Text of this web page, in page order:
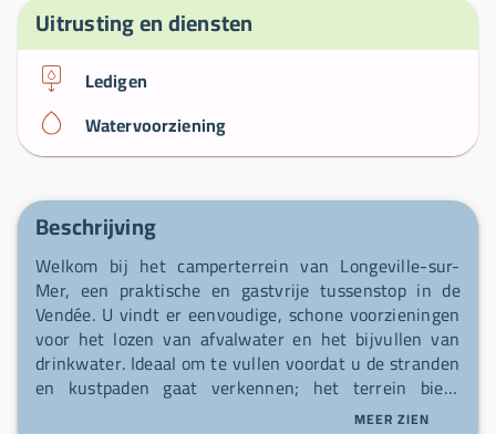
Uitrusting en diensten
Ledigen
Watervoorziening
Beschrijving
Welkom bij het camperterrein van Longeville-sur-
Mer, een praktische en gastvrije tussenstop in de
Vendée. U vindt er eenvoudige, schone voorzieningen
voor het lozen van afvalwater en het bijvullen van
drinkwater. Ideaal om te vullen voordat u de stranden
en kustpaden gaat verkennen; het terrein biedt
gemakkelijke toegang en een rustige omgeving.
MEER ZIEN